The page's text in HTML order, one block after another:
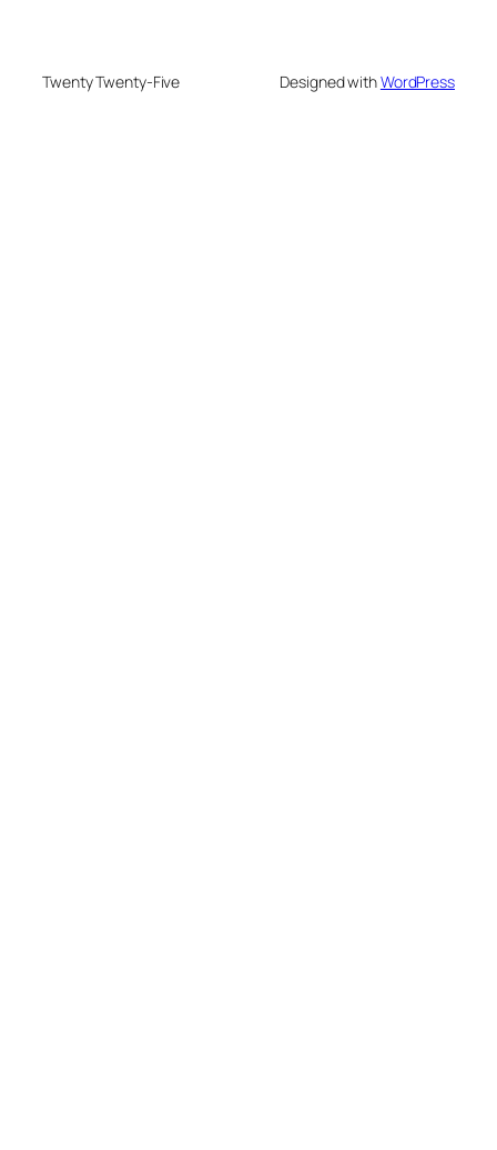
Twenty Twenty-Five Designed withWordPress